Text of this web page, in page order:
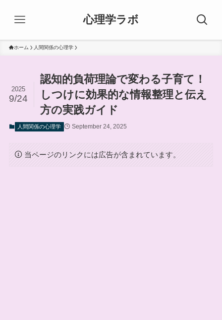
心理学ラボ
ホーム 人間関係の心理学
認知的負荷理論で変わる子育て！
しつけに効果的な情報整理と伝え
方の実践ガイド
2025
9/24
人間関係の心理学 September 24, 2025
当ページのリンクには広告が含まれています。